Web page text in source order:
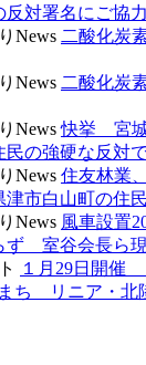
対署名にご協
News 二酸化炭
News 二酸化炭
News 快挙 宮城
民の強硬な反対
News 住友林業
市白山町の住
News 風車設置
ず 室谷会長ら
１月29日開催
ち リニア・北